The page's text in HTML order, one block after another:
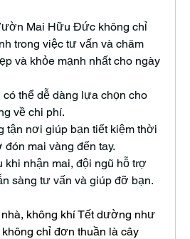
Mai Hữu Đức không chỉ
trong việc tư vấn và chăm
và khỏe mạnh nhất cho ngày
thể dễ dàng lựa chọn cho
về chi phí.
tận nơi giúp bạn tiết kiệm thời
mai vàng đến tay.
khi nhận mai, đội ngũ hỗ trợ
sàng tư vấn và giúp đỡ bạn.
không khí Tết dường như
chỉ đơn thuần là cây